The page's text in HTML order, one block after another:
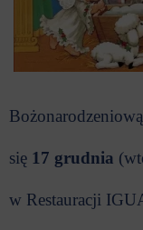
się 17 grudnia
w Restauracji